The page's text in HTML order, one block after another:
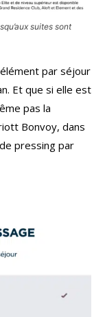
suites sont
élément par séjour
Et que si elle est
pas la
Bonvoy, dans
pressing par